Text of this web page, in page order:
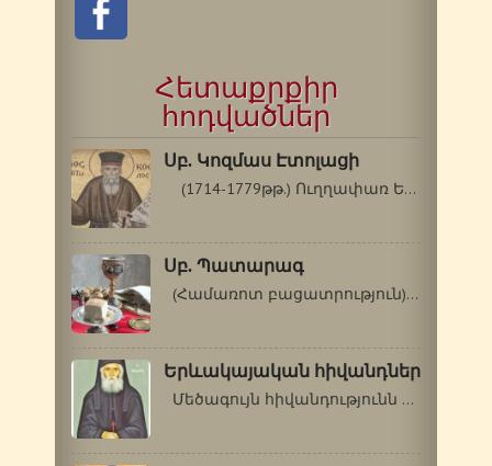
Հետաքրքիր
հոդվածներ
Սբ. Կոզմաս Էտոլացի
(1714-1779թթ.) Ուղղափառ Եկեղեցին…
Սբ. Պատարագ
(Համառոտ բացատրություն) «Պատարագ»…
Երևակայական հիվանդներ
Մեծագույն հիվանդությունն է, երբ…